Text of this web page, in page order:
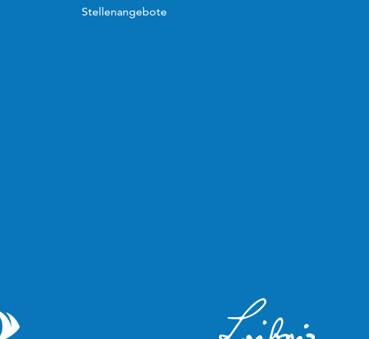
Stellenangebote